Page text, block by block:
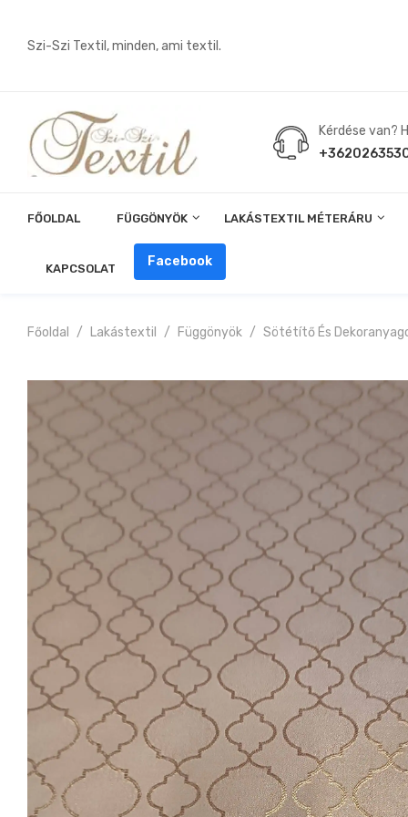
Szi-Szi Textil, minden, ami textil.
Kérdése van?
FŐOLDAL FÜGGÖNYÖK LAKÁSTEXTIL MÉTERÁRU
KAPCSOLAT Facebook
Főoldal Lakástextil Függönyök Sötétítő És